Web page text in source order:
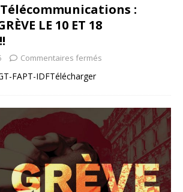
:
LE 10 ET 18
Commentaires fermés
FAPT-IDFTélécharger